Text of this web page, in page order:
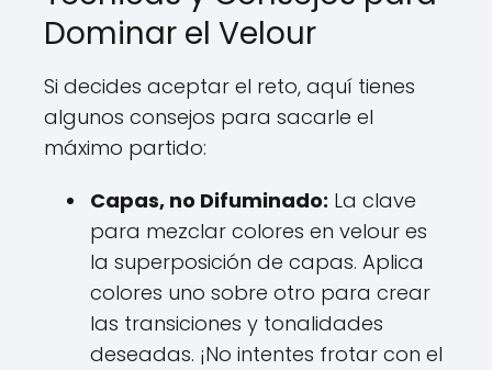
Dominar el Velour
Si decides aceptar el reto, aquí tienes
algunos consejos para sacarle el
máximo partido:
Capas, no Difuminado: La clave
para mezclar colores en velour es
la superposición de capas. Aplica
colores uno sobre otro para crear
las transiciones y tonalidades
deseadas. ¡No intentes frotar con el